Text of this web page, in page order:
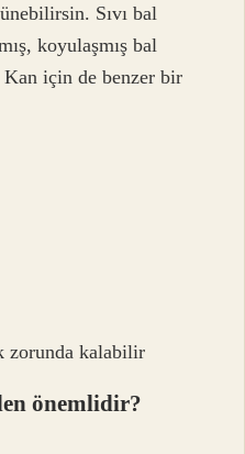
Sıvı bal
koyulaşmış bal
Kan için de benzer bir
zorunda kalabilir
önemlidir?